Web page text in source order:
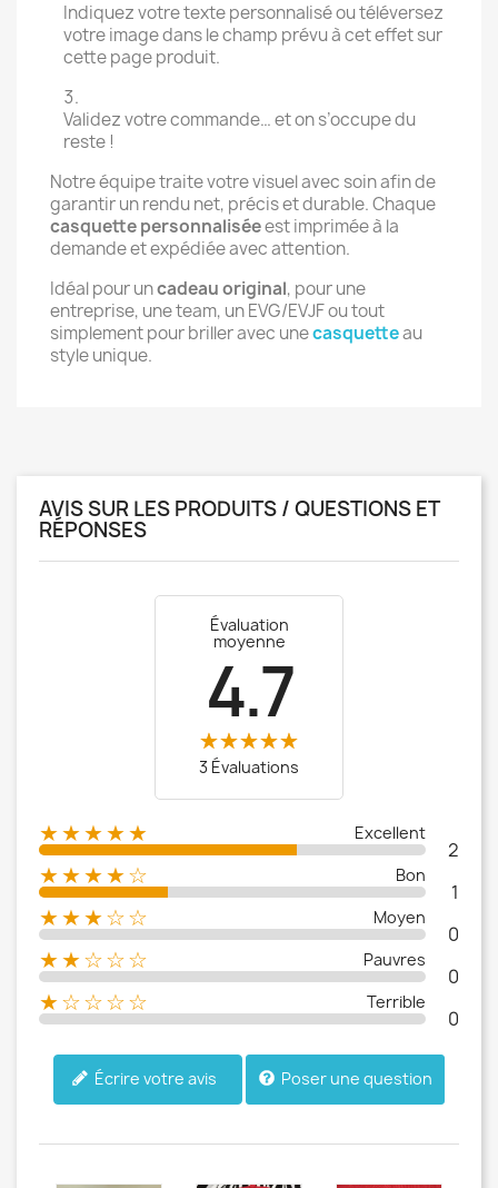
Indiquez votre texte personnalisé ou téléversez
votre image dans le champ prévu à cet effet sur
cette page produit.
Validez votre commande… et on s’occupe du
reste !
Notre équipe traite votre visuel avec soin afin de
garantir un rendu net, précis et durable. Chaque
casquette personnaliséeest imprimée à la
demande et expédiée avec attention.
Idéal pour uncadeau original, pour une
entreprise, une team, un EVG/EVJF ou tout
simplement pour briller avec unecasquetteau
style unique.
AVIS SUR LES PRODUITS / QUESTIONS ET
RÉPONSES
Évaluation
moyenne
4.7
3 Évaluations
★★★★★ Excellent
2
★★★★☆
Bon
1
★★★☆☆
Moyen
0
★★☆☆☆
Pauvres
0
★☆☆☆☆
Terrible
0
Écrire votre avis Poser une question